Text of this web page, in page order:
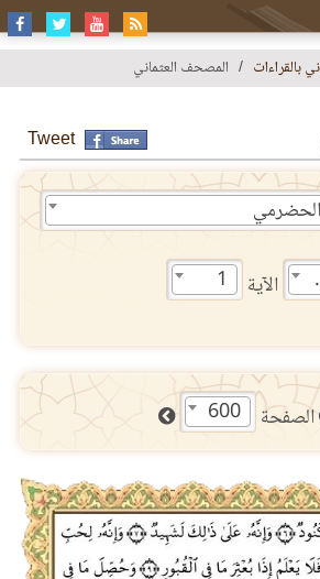
بالقراءات المصحف العثماني
Tweet
الآية 1
الصفحة 600